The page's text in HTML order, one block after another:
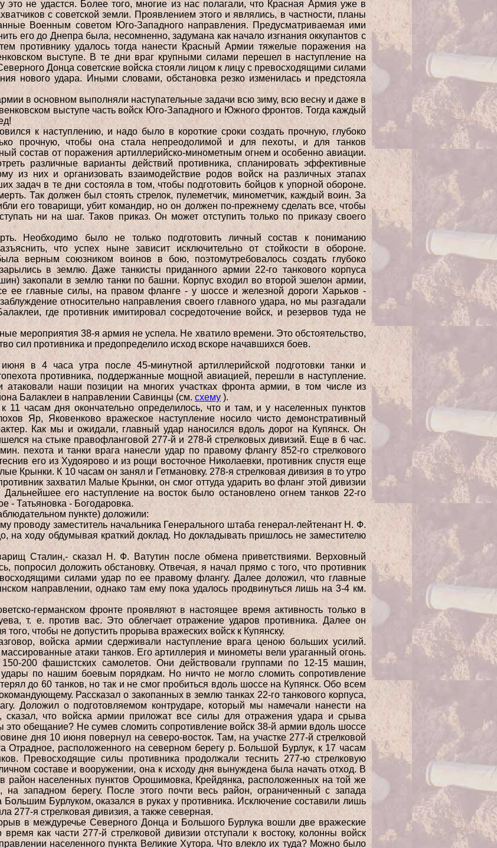
это не удастся. Более того, многие из нас полагали, что Красная Армия уже в
с советской земли. Проявлением этого и являлись, в частности, планы
Военным советом Юго-Западного направления. Предусматриваемая ими
его до Днепра была, несомненно, задумана как начало изгнания оккупантов с
противнику удалось тогда нанести Красный Армии тяжелые поражения на
выступе. В те дни враг крупными силами перешел в наступление на
Донца советские войска стояли лицом к лицу с превосходящими силами
нового удара. Иными словами, обстановка резко изменилась и предстояла
в основном выполняли наступательные задачи всю зиму, всю весну и даже в
выступе часть войск Юго-Западного и Южного фронтов. Тогда каждый
к наступлению, и надо было в короткие сроки создать прочную, глубоко
прочную, чтобы она стала непреодолимой и для пехоты, и для танков
состав от поражения артиллерийско-минометным огнем и особенно авиации.
различные варианты действий противника, спланировать эффективные
из них и организовать взаимодействие родов войск на различных этапах
задач в те дни состояла в том, чтобы подготовить бойцов к упорной обороне.
Так должен был стоять стрелок, пулеметчик, минометчик, каждый воин. За
его товарищи, убит командир, но он должен по-прежнему сделать все, чтобы
ни на шаг. Таков приказ. Он может отступить только по приказу своего
Необходимо было не только подготовить личный состав к пониманию
что успех ныне зависит исключительно от стойкости в обороне.
верным союзником воинов в бою, поэтомутребовалось создать глубоко
в землю. Даже танкисты приданного армии 22-го танкового корпуса
закопали в землю танки по башни. Корпус входил во второй эшелон армии,
ее главные силы, на правом фланге - у шоссе и железной дороги Харьков -
относительно направления своего главного удара, но мы разгадали
где противник имитировал сосредоточение войск, и резервов туда не
мероприятия 38-я армия не успела. Не хватило времени. Это обстоятельство,
сил противника и предопределило исход вскоре начавшихся боев.
в 4 часа утра после 45-минутной артиллерийской подготовки танки и
противника, поддержанные мощной авиацией, перешли в наступление.
атаковали наши позиции на многих участках фронта армии, втом числе из
Балаклеи в направлении Савинцы (см. схему ).
11 часам дня окончательно определилось, что и там, и у населенных пунктов
Яр, Яковенково вражеское наступление носило чисто демонстративный
Как мы и ожидали, главный удар наносился вдоль дорог на Купянск. Он
на стыке правофланговой 277-й и 278-й стрелковых дивизий. Еще в 6 час.
пехота и танки врага нанесли удар по правомуфлангу 852-го стрелкового
его изХудоярово и из рощи восточное Николаевки, противник спустя еще
Крынки. К 10 часам он занял и Гетмановку. 278-я стрелковая дивизия в то утро
захватил Малые Крынки, он смог оттуда ударить во фланг этой дивизии
его наступление навосток было остановлено огнем танков 22-го
- Татьяновка - Богодаровка.
пункте) доложили:
проводу заместитель начальника Генерального штаба генерал-лейтенант Н. Ф.
на ходу обдумывая краткий доклад. Но докладывать пришлось незаместителю
Сталин,- сказал Н. Ф. Ватутин после обмена приветствиями.
Верховный
попросил доложитьобстановку. Отвечая, я начал прямо с того, что противник
силами удар по ее правому флангу. Далее доложил, что главные
направлении,однако там ему пока удалось продвинуться лишь на 3-4 км.
германском фронте проявляют в настоящее время активность только в
т. е. против вас. Это облегчает отражение ударов противника. Далее он
того, чтобы не допустить прорыва вражеских войск к Купянску.
войска армии сдерживали наступление врага ценою больших усилий.
массированные атаки танков. Его артиллерия и минометы вели ураганный огонь.
200 фашистских самолетов. Они действовали группами по 12-15 машин,
по нашим боевым порядкам. Но ничто не могло сломить сопротивление
до 60 танков, но так и не смог пробиться вдоль шоссе на Купянск.Обо всем
Рассказал о закопанных в землю танках 22-го танкового корпуса,
Доложил о подготовляемом контрударе, который мы намечали нанести на
что войска армии приложат все силы для отражения удара и срыва
это обещание? Не сумев сломить сопротивление войск 38-й армии вдоль шоссе
дня 10 июня повернул на северо-восток.Там, на участке 277-й стрелковой
Отрадное, расположенного на северном берегу р. Большой Бурлук, к 17 часам
Превосходящие силы противникапродолжали теснить 277-ю стрелковую
составе и вооружении, она к исходу дня вынуждена была начать отход. В
район населенных пунктов Орошимовка, Крейдянка, расположенных на той же
на западном берегу.
После этого почти весь район, ограниченный с запада
Большим Бурлуком, оказался в руках у противника. Исключениесоставили лишь
277-я стрелковая дивизия, а также северная.
в междуречье Северного Донца и Большого Бурлука вошли две вражеские
время как части 277-й стрелковой дивизии отступали к востоку, колонны войск
населенного пункта Великие Хутора. Что влекло их туда? Можно было